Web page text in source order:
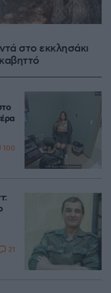
στο εκκλησάκι
100
21